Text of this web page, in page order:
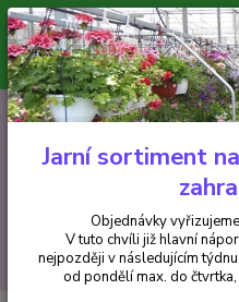
Minimální hodnota pro
V tuto chvíli již hlavní nápor
nejpozději v následujícím
vyřizujeme v
+420 602 223 614
Jarní sortiment
Objednávky
V tuto chvíli již hlavní
nejpozději v následujícím
od pondělí max. do